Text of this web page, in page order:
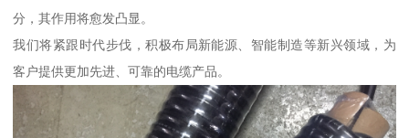
分，其作用将愈发凸显。
我们将紧跟时代步伐，积极布局新能源、智能制造等新兴领域，为
客户提供更加先进、可靠的电缆产品。